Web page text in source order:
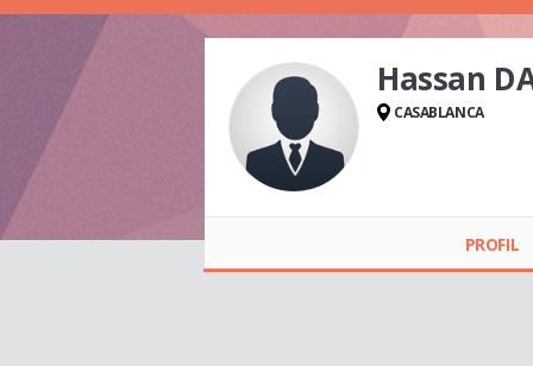
Hassan
CASABLANCA
PROFIL